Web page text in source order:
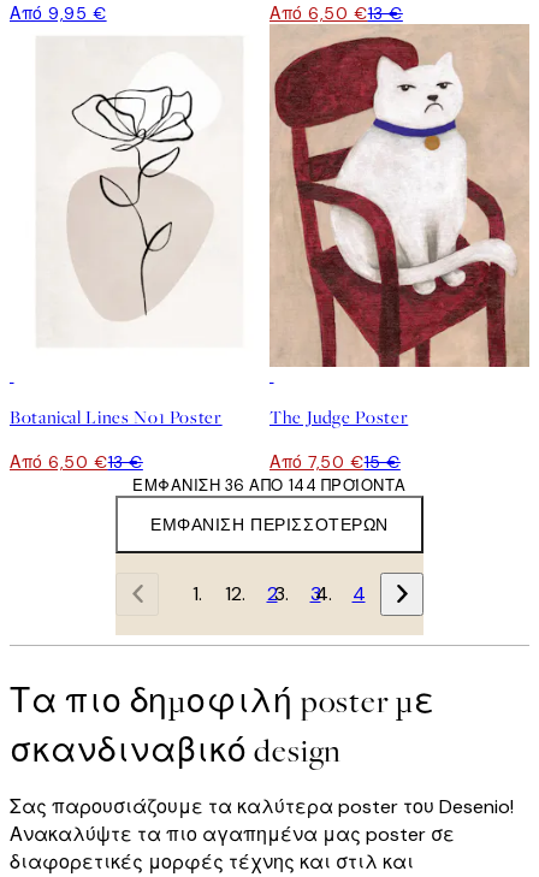
Από 9,95 € Από 6,50 €13 €
Botanical Lines No1 Poster
Από 6,50 €13 €
The Judge Poster
Από 7,50 €15 €
ΕΜΦΆΝΙΣΗ ΠΕΡΙΣΣΌΤΕΡΩΝ
ΕΜΦΆΝΙΣΗ 36 ΑΠΌ 144 ΠΡΟΪΌΝΤΑ
1 2 3 4
Τα πιο δημοφιλή poster με
σκανδιναβικό design
Σας παρουσιάζουμε τα καλύτερα poster του Desenio!
Ανακαλύψτε τα πιο αγαπημένα μας poster σε
διαφορετικές μορφές τέχνης και στιλ και